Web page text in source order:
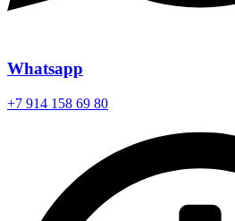
Whatsapp
+7 914 158 69 80